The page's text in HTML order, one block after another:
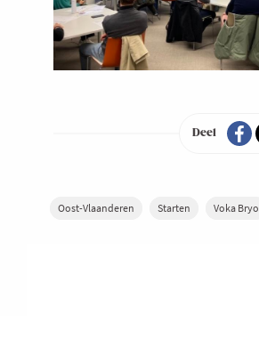
Deel
Oost-Vlaanderen Starten Voka Bryo